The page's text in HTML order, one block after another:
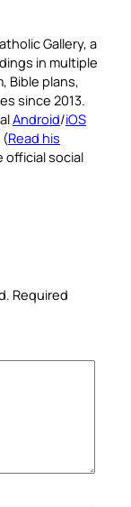
Gallery, a
in multiple
Bible plans,
since 2013.
Android/iOS
(Read his
official social
Required